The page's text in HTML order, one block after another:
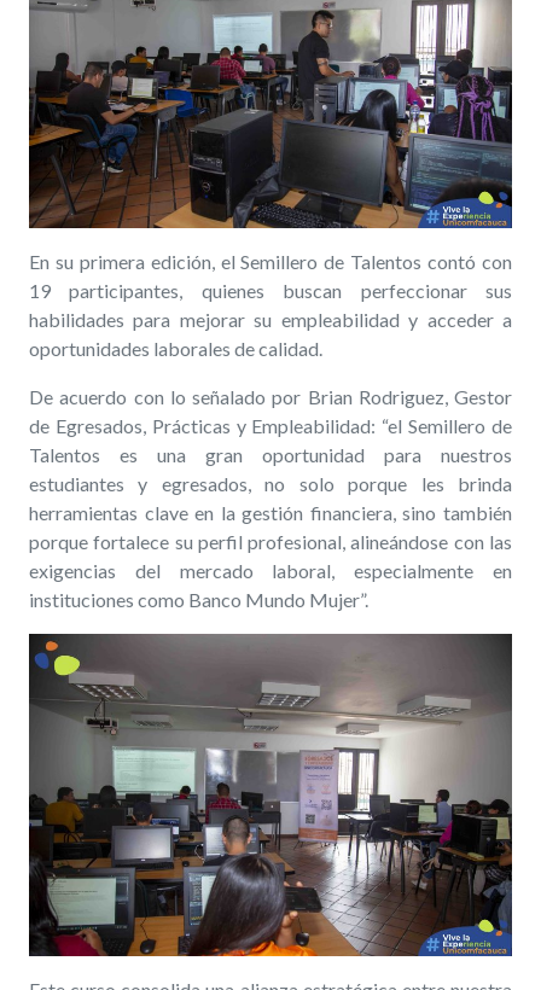
En su primera edición, el Semillero de Talentos contó con
19 participantes, quienes buscan perfeccionar sus
habilidades para mejorar su empleabilidad y acceder a
oportunidades laborales de calidad.
De acuerdo con lo señalado por Brian Rodriguez, Gestor
de Egresados, Prácticas y Empleabilidad: “el Semillero de
Talentos es una gran oportunidad para nuestros
estudiantes y egresados, no solo porque les brinda
herramientas clave en la gestión financiera, sino también
porque fortalece su perfil profesional, alineándose con las
exigencias del mercado laboral, especialmente en
instituciones como Banco Mundo Mujer”.